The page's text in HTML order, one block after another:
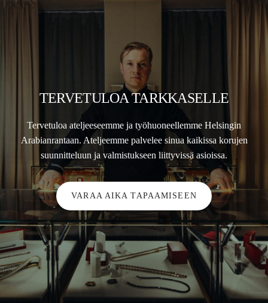
TERVETULOA TARKKASELLE
Tervetuloa ateljeeseemme ja työhuoneellemme Helsingin
Arabianrantaan. Ateljeemme palvelee sinua kaikissa korujen
suunnitteluun ja valmistukseen liittyvissä asioissa.
VARAA AIKA TAPAAMISEEN